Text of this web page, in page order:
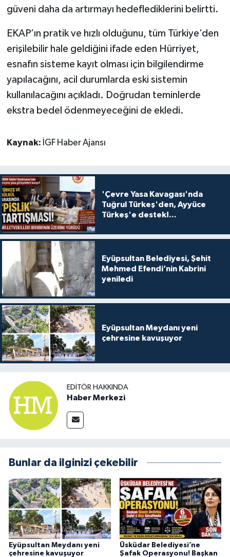
güveni daha da artırmayı hedeflediklerini belirtti.
EKAP’ın pratik ve hızlı olduğunu, tüm Türkiye’den
erişilebilir hale geldiğini ifade eden Hürriyet,
esnafın sisteme kayıt olması için bilgilendirme
yapılacağını, acil durumlarda eski sistemin
kullanılacağını açıkladı. Doğrudan teminlerde
ekstra bedel ödenmeyeceğini de ekledi.
Kaynak: İGF Haber Ajansı
'Çevre Yasa Kavagası'nda
Tuğrul Türkeş'den, Ayyüce
Türkeş'e destek!...
Eyüpsultan Belediyesi, Şehit
Mehmed Efendi’nin Kabrini
yeniledi
Eyüpsultan Meydanı yeni
çehresine kavuşuyor
EDITÖR HAKKINDA
Haber Merkezi
Bunlar da ilginizi çekebilir
Eyüpsultan Meydanı yeni
çehresine kavuşuyor
Üsküdar Belediyesi’ne
Şafak Operasyonu! Başkan